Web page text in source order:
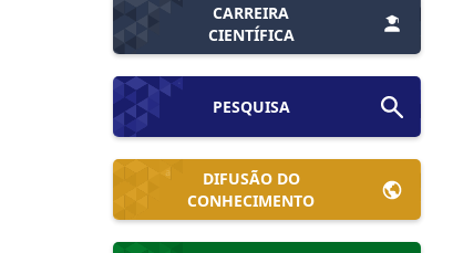
CARREIRA
CIENTÍFICA
PESQUISA
DIFUSÃO DO
CONHECIMENTO